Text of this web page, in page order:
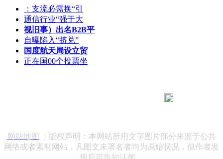
：支流必需换“引
通信行业“强于大
视旧事）出名B2B平
自曝陷入“挤兑”
国度航天局设立贸
正在国00个投票坐
网站地图
| 版权声明：本网站所用文字图片部分来源于公共
网络或者素材网站，凡图文未署名者均为原始状况，但作者发